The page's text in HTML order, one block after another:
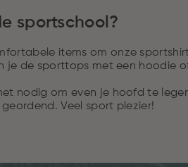
sportschool?
items om onze
je de sporttops met een hoodie
nodig om even je hoofd te
Veel sport plezier!